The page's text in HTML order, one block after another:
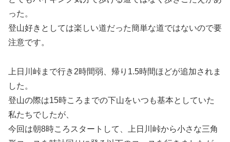
った。
登山好きとしては楽しい道だった簡単な道ではないので要
注意です。
上日川峠まで行き2時間弱、帰り1.5時間ほどが追加されま
した。
登山の際は15時ころまでの下山をいつも基本としていた
私たちでしたが、
今回は朝8時ころスタートして、上日川峠から小さな三角